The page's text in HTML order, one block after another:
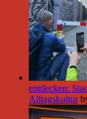
entdecken:
Alltagskultur